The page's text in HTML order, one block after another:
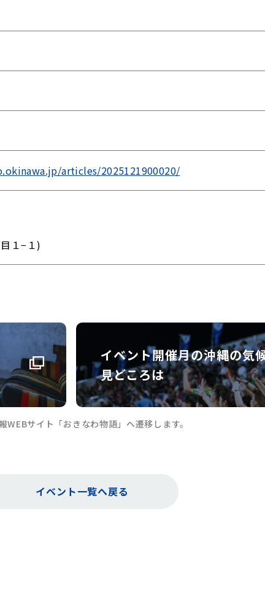
articles/2025121900020/
１−１)
イベント開催月の沖縄の気
見どころは
WEBサイト「おきなわ物語」へ遷移します。
イベント一覧へ戻る